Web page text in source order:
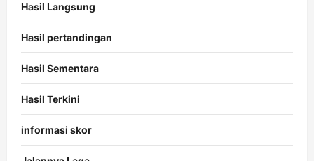
Hasil Langsung
Hasil pertandingan
Hasil Sementara
Hasil Terkini
informasi skor